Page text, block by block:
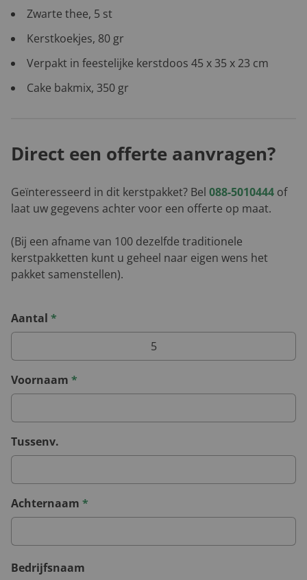
Zwarte thee, 5 st
Kerstkoekjes, 80 gr
Verpakt in feestelijke kerstdoos 45 x 35 x 23 cm
Cake bakmix, 350 gr
Direct een offerte aanvragen?
Geïnteresseerd in dit kerstpakket? Bel 088-5010444 of
laat uw gegevens achter voor een offerte op maat.
(Bij een afname van 100 dezelfde traditionele
kerstpakketten kunt u geheel naar eigen wens het
pakket samenstellen).
Aantal *
Voornaam *
Tussenv.
Achternaam *
Bedrijfsnaam